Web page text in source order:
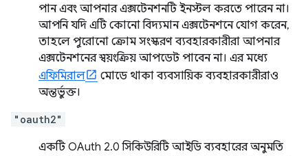
পান এবং আপনার এক্সটেনশনটি ইনস্টল করতে পারেন না।
আপনি যদি এটি কোনো বিদ্যমান এক্সটেনশনে যোগ করেন,
তাহলে পুরোনো ক্রোম সংস্করণ ব্যবহারকারীরা আপনার
এক্সটেনশনের স্বয়ংক্রিয় আপডেট পাবেন না। এর মধ্যে
এফিমিরাল
মোডে থাকা ব্যবসায়িক ব্যবহারকারীরাও
অন্তর্ভুক্ত।
"oauth2"
একটি OAuth 2.0 সিকিউরিটি আইডি ব্যবহারের অনুমতি